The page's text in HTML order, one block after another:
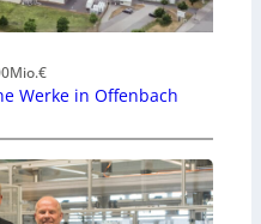
Werke in Offenbach